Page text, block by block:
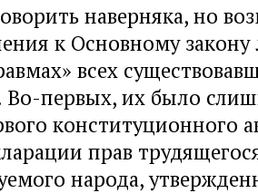
наверняка, но
к Основному закону
всех
Во-первых, их было
конституционного
прав
народа,